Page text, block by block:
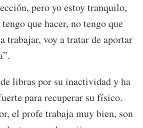
pero yo estoy tranquilo,
que hacer, no tengo que
trabajar, voy a tratar de aportar
libras por su inactividad y ha
para recuperar su físico.
el profe trabaja muy bien, son